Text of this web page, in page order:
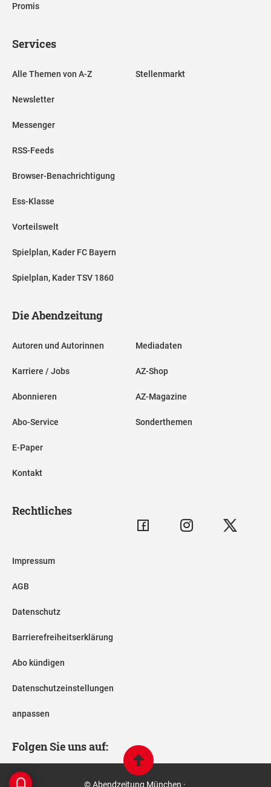
Promis
Services
Alle Themen von A-Z
Newsletter
Messenger
RSS-Feeds
Browser-Benachrichtigung
Ess-Klasse
Vorteilswelt
Spielplan, Kader FC Bayern
Spielplan, Kader TSV 1860
Stellenmarkt
Die Abendzeitung
Autoren und Autorinnen
Karriere / Jobs
Abonnieren
Abo-Service
E-Paper
Kontakt
Mediadaten
AZ-Shop
AZ-Magazine
Sonderthemen
Rechtliches
Impressum
AGB
Datenschutz
Barrierefreiheitserklärung
Abo kündigen
Datenschutzeinstellungen
anpassen
Folgen Sie uns auf:
© Abendzeitung München ·